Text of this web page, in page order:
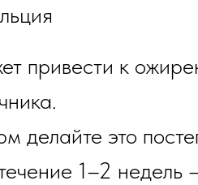
привести к
делайте это
1–2